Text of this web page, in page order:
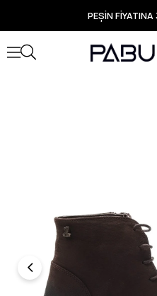
PEŞİN
TÜM
Yeni Sezon
Seçili